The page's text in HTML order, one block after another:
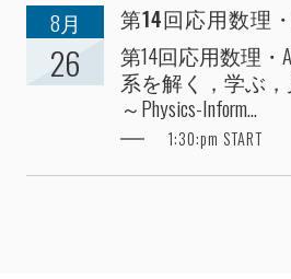
8月
26
第14回応用数理
第14回応用数理
系を解く，学ぶ
～Physics-Inform...
1:30:pm START